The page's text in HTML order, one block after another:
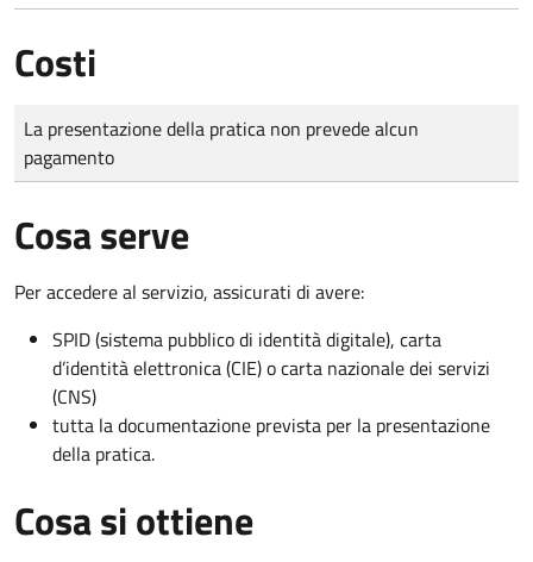
Costi
Tipo di pagamento
Importo
La presentazione della pratica non prevede alcun
pagamento
Cosa serve
Per accedere al servizio, assicurati di avere:
SPID (sistema pubblico di identità digitale), carta
d’identità elettronica (CIE) o carta nazionale dei servizi
(CNS)
tutta la documentazione prevista per la presentazione
della pratica.
Cosa si ottiene